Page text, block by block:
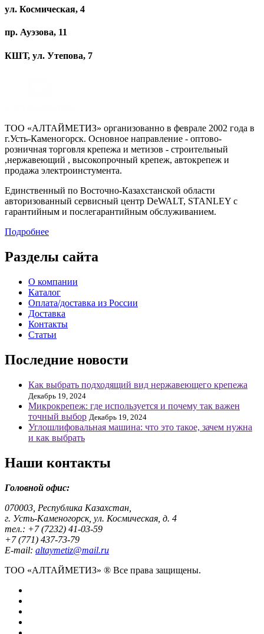
ул. Космическая, 4
пр. Ауэзова, 11
КШТ, ул. Утепова, 7
ТОО «АЛТАЙМЕТИЗ» организованно в феврале 2002 года в
г.Усть-Каменогорск. Основное направление - оптово-
розничная торговля крепежа и метизов - строительный
,нержавеющий , высокопрочный крепеж, автокрепеж и
продажа электроинстумента.
Единственный по Восточно-Казахстанской области
авторизованный сервисный центр DeWALT, STANLEY с
гарантийным и послегарантийным обслуживанием.
Подробнее
Разделы сайта
О компании
Каталог
Оплата/доставка из России
Доставка
Контакты
Статьи
Последние новости
Как выбрать подходящий вид нержавеющего крепежа
Декабрь 19, 2024
Микрокрепеж: где используется и почему так важен
точный выбор Декабрь 19, 2024
Углошлифовальная машина: что это такое, зачем нужна
и как выбрать
Наши контакты
Головной офис:
070003, Республика Казахстан,
г. Усть-Каменогорск, ул. Космическая, д. 4
тел.: +7 (7232) 41-03-59
+7 (771) 437-73-79
E-mail: altaymetiz@mail.ru
ТОО «АЛТАЙМЕТИЗ» ® Все права защищены.